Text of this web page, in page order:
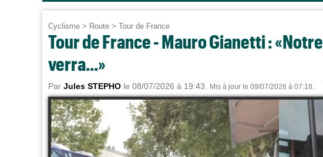
Cyclisme > Route > Tour de France
Tour de France - Mauro Gianetti :
verra...»
Par Jules STEPHO le 08/07/2026 à 19:43. Mis à jour le 09/07/2026 à 07:18.